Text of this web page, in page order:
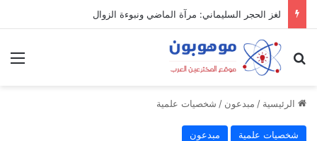
بحث عن
الرئيسية / مبدعون / شخصيات علمية
شخصيات علمية مبدعون